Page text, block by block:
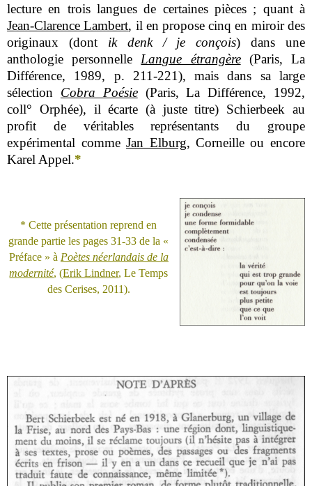
lecture en trois langues de certaines pièces ; quant à
Jean-Clarence Lambert, il en propose cinq en miroir des
originaux (dont ik denk / je conçois) dans une
anthologie personnelle Langue étrangère(Paris, La
Différence, 1989, p. 211-221), mais dans sa large
sélection Cobra Poésie(Paris, La Différence, 1992,
coll° Orphée), il écarte (à juste titre) Schierbeek au
profit de véritables représentants du groupe
expérimental commeJan Elburg, Corneille ou encore
Karel Appel.*
* Cette présentation reprend en
grande partie les pages 31-33 de la «
Préface » à Poètes néerlandais de la
modernité, (Erik Lindner, Le Temps
des Cerises, 2011).